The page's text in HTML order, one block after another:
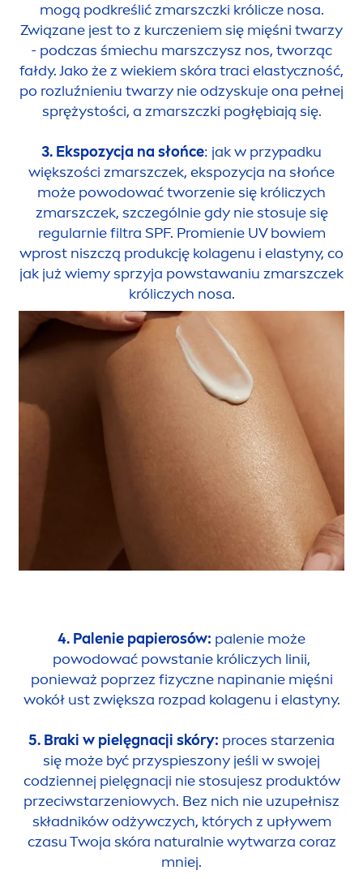
mogą podkreślić zmarszczki królicze nosa.
Związane jest to z kurczeniem się mięśni twarzy
- podczas śmiechu marszczysz nos, tworząc
fałdy. Jako że z wiekiem skóra traci elastyczność,
po rozluźnieniu twarzy nie odzyskuje ona pełnej
sprężystości, a zmarszczki pogłębiają się.
3. Ekspozycja na słońce: jak w przypadku
większości zmarszczek, ekspozycja na słońce
może powodować tworzenie się króliczych
zmarszczek, szczególnie gdy nie stosuje się
regularnie filtra SPF. Promienie UV bowiem
wprost niszczą produkcję kolagenu i elastyny, co
jak już wiemy sprzyja powstawaniu zmarszczek
króliczych nosa.
4. Palenie papierosów: palenie może
powodować powstanie króliczych linii,
ponieważ poprzez fizyczne napinanie mięśni
wokół ust zwiększa rozpad kolagenu i elastyny.
5. Braki w pielęgnacji skóry: proces starzenia
się może być przyspieszony jeśli w swojej
codziennej pielęgnacji nie stosujesz produktów
przeciwstarzeniowych. Bez nich nie uzupełnisz
składników odżywczych, których z upływem
czasu Twoja skóra naturalnie wytwarza coraz
mniej.